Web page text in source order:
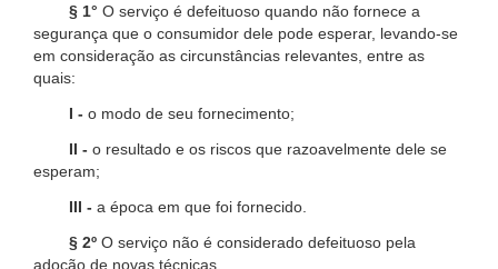
§ 1° O serviço é defeituoso quando não fornece a
segurança que o consumidor dele pode esperar, levando-se
em consideração as circunstâncias relevantes, entre as
quais:
I - o modo de seu fornecimento;
II - o resultado e os riscos que razoavelmente dele se
esperam;
III - a época em que foi fornecido.
§ 2º O serviço não é considerado defeituoso pela
adoção de novas técnicas.